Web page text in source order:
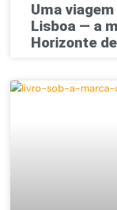
Uma
Lisboa — a
Horizonte